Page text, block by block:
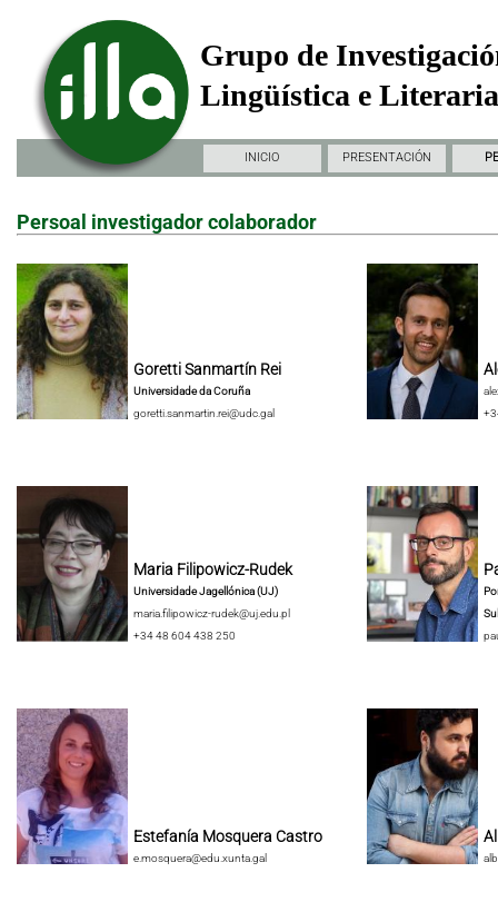
Grupo de
Lingüística e
INICIO PRESENTACIÓN
Persoal investigador colaborador
Goretti Sanmartín Rei
Universidade da Coruña
goretti.sanmartin.rei@udc.gal
Maria Filipowicz-Rudek
Universidade Jagellónica (UJ)
maria.filipowicz-rudek@uj.edu.pl
+34 48 604 438 250
Sul
Estefanía Mosquera Castro
e.mosquera@edu.xunta.gal